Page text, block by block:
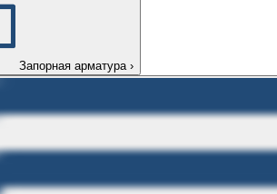
Запорная арматура ›